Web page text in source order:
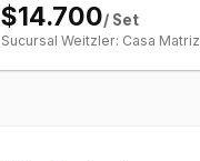
$14.700/ Set
Sucursal Weitzler: Casa Matriz